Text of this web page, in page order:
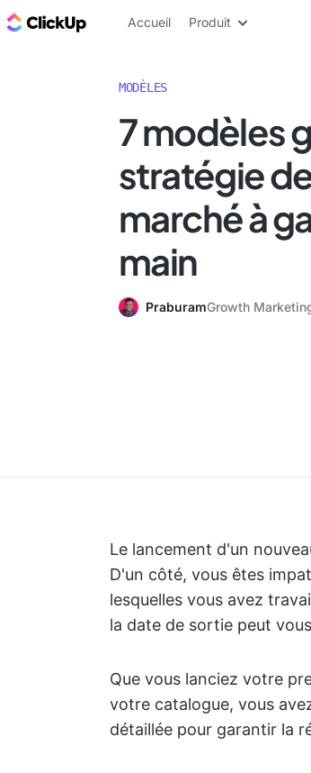
ClickUp Blog
Accueil Produit
MODÈLES
7 modèles
stratégie
marché à
main
PraburamGrowth
Le lancement d'un
D'un côté, vous êtes
lesquelles vous avez
la date de sortie peut
Que vous lanciez votre
votre catalogue, vous
détaillée pour garantir la